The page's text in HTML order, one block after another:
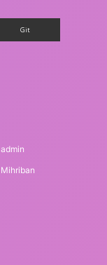
admin
Mihriban